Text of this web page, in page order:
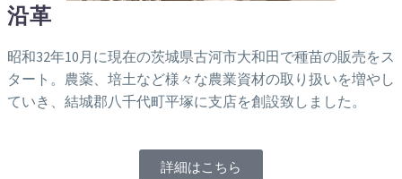
沿革
昭和32年10月に現在の茨城県古河市大和田で種苗の販売をス
タート。農薬、培土など様々な農業資材の取り扱いを増やし
ていき、結城郡八千代町平塚に支店を創設致しました。
詳細はこちら